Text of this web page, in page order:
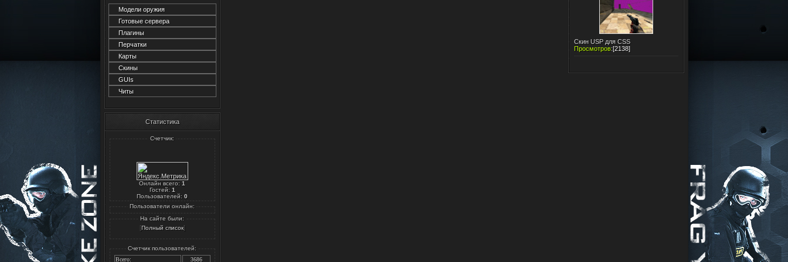
Модели оружия
Готовые сервера
Плагины
Перчатки
Карты
Скины
GUIs
Читы
Статистика
Счетчик:
Онлайн всего: 1
Гостей: 1
Пользователей: 0
Пользователи онлайн:
На сайте были:
[Полный список]
Счетчик пользователей:
Всего:
3686
Скин USP для CSS
Просмотров:[2138]